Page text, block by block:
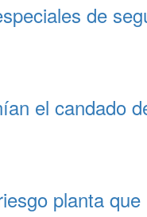
de
el candado
planta